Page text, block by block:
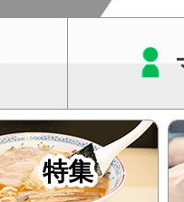
特集